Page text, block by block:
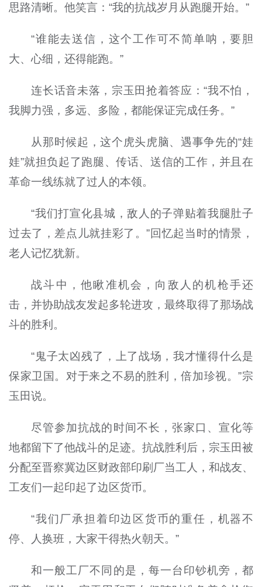
思路清晰。他笑言：“我的抗战岁月从跑腿开始。”
“谁能去送信，这个工作可不简单呐，要胆
大、心细，还得能跑。”
连长话音未落，宗玉田抢着答应：“我不怕，
我脚力强，多远、多险，都能保证完成任务。”
从那时候起，这个虎头虎脑、遇事争先的“娃
娃”就担负起了跑腿、传话、送信的工作，并且在
革命一线练就了过人的本领。
“我们打宣化县城，敌人的子弹贴着我腿肚子
过去了，差点儿就挂彩了。”回忆起当时的情景，
老人记忆犹新。
战斗中，他瞅准机会，向敌人的机枪手还
击，并协助战友发起多轮进攻，最终取得了那场战
斗的胜利。
“鬼子太凶残了，上了战场，我才懂得什么是
保家卫国。对于来之不易的胜利，倍加珍视。”宗
玉田说。
尽管参加抗战的时间不长，张家口、宣化等
地都留下了他战斗的足迹。抗战胜利后，宗玉田被
分配至晋察冀边区财政部印刷厂当工人，和战友、
工友们一起印起了边区货币。
“我们厂承担着印边区货币的重任，机器不
停、人换班，大家干得热火朝天。”
和一般工厂不同的是，每一台印钞机旁，都